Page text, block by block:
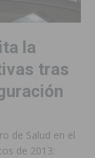
la
tras
de Salud en el
de 2013: